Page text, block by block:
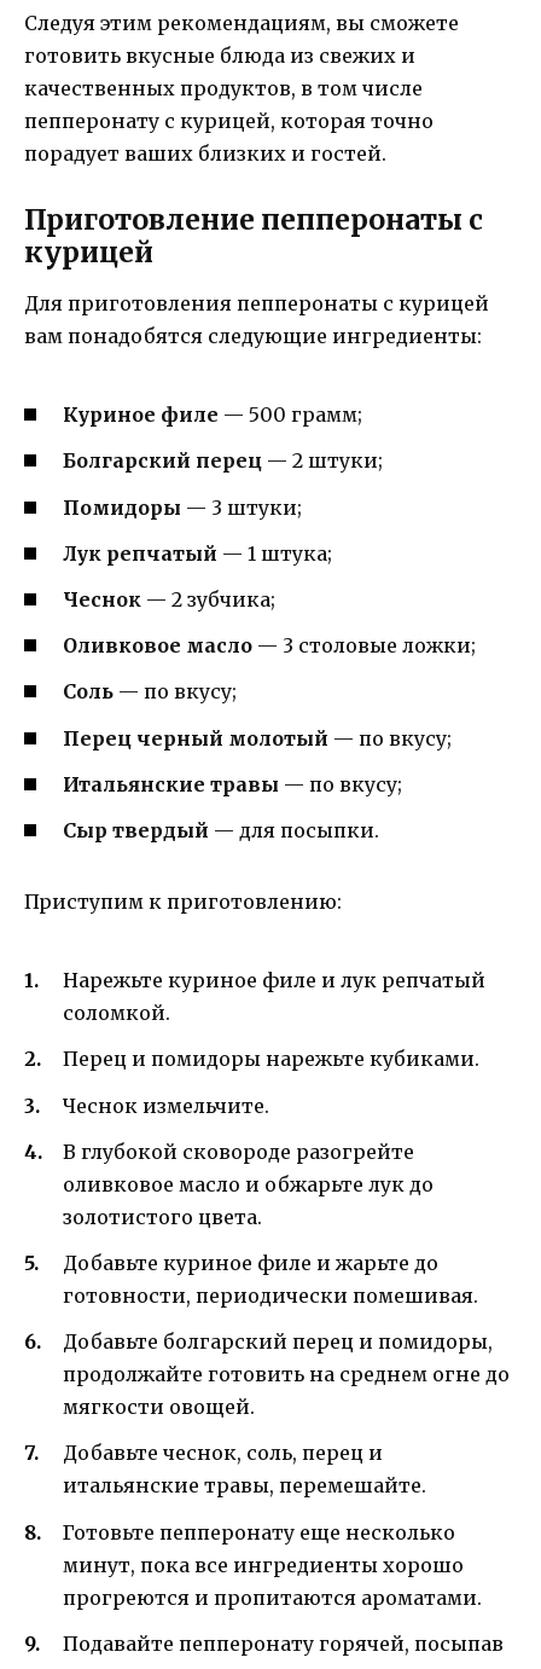
Следуя этим рекомендациям, вы сможете
готовить вкусные блюда из свежих и
качественных продуктов, в том числе
пепперонату с курицей, которая точно
порадует ваших близких и гостей.
Приготовление пепперонаты с
курицей
Для приготовления пепперонаты с курицей
вам понадобятся следующие ингредиенты:
Куриное филе — 500 грамм;
Болгарский перец — 2 штуки;
Помидоры — 3 штуки;
Лук репчатый — 1 штука;
Чеснок — 2 зубчика;
Оливковое масло — 3 столовые ложки;
Соль — по вкусу;
Перец черный молотый — по вкусу;
Итальянские травы — по вкусу;
Сыр твердый — для посыпки.
Приступим к приготовлению:
Нарежьте куриное филе и лук репчатый
соломкой.
Перец и помидоры нарежьте кубиками.
Чеснок измельчите.
В глубокой сковороде разогрейте
оливковое масло и обжарьте лук до
золотистого цвета.
Добавьте куриное филе и жарьте до
готовности, периодически помешивая.
Добавьте болгарский перец и помидоры,
продолжайте готовить на среднем огне до
мягкости овощей.
Добавьте чеснок, соль, перец и
итальянские травы, перемешайте.
Готовьте пепперонату еще несколько
минут, пока все ингредиенты хорошо
прогреются и пропитаются ароматами.
Подавайте пепперонату горячей, посыпав